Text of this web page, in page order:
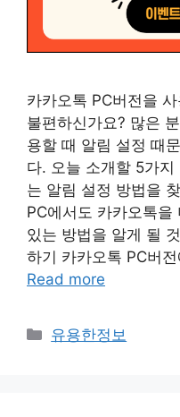
카카오톡 PC버전을
불편하신가요? 많은
용할 때 알림 설정 때
다. 오늘 소개할 5가
는 알림 설정 방법을
PC에서도 카카오톡을
있는 방법을 알게 될
하기 카카오톡 PC버
Read more
Categories
유용한정보